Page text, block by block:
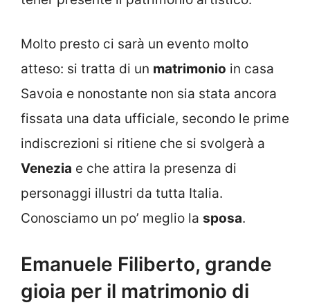
Molto presto ci sarà un evento molto
atteso: si tratta di un matrimonio in casa
Savoia e nonostante non sia stata ancora
fissata una data ufficiale, secondo le prime
indiscrezioni si ritiene che si svolgerà a
Venezia e che attira la presenza di
personaggi illustri da tutta Italia.
Conosciamo un po’ meglio la sposa.
Emanuele Filiberto, grande
gioia per il matrimonio di